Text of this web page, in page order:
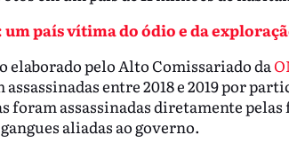
país vítima do ódio e da
elaborado pelo Alto Comissariado da
assassinadas entre 2018 e 2019 por
foram assassinadas diretamente
aliadas ao governo.